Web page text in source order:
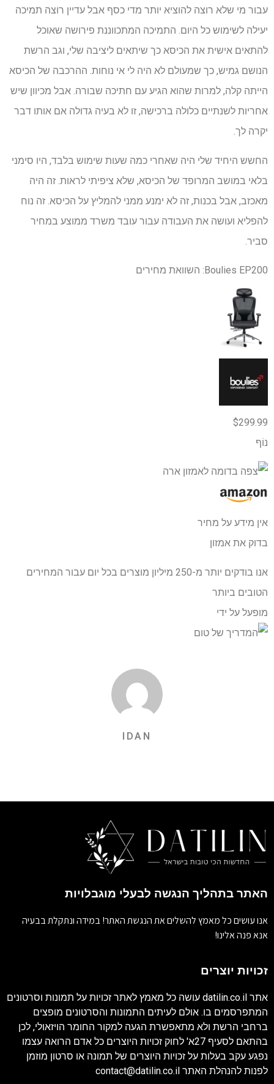
עבור מי שלא רוצה להוציא יותר מדי כסף אבל עדיין רוצה תמיכה
יעילה לשימוש כל היום. התמיכה המתכווננת פירושה שאוכל
להתאים אישית את הכיסא כך שיתאים ליציבה שלי, וגב הרשת
הנושם גמיש, כך שמעולם לא היה לי אי נוחות. ההרכבה של הכיסא
הייתה קלה, למרות שהוא הגיע עם חתיכה שבורה. אבל מכיוון שיש
אחריות לשנתיים כלולה ברכישה, זו לא בעיה גדולה אם אותו דבר
יקרה לך.
החשש היחיד שלי היה שאחרי כמה שעות שימוש בלבד, היו סימני
בלאי במושב המרופד של הכיסא, שלא ציפיתי לראות. זה היה
מאכזב, אבל בכנות, זה לא ימנע ממני להמליץ ​​על הכיסא. זה נוח
להפליא ועושה את העבודה עבור עובד משרד ממוצע במחיר
סביר.
Boulies EP200: השוואת מחירים
$299.99
נוֹף
אין מידע על מחיר
בדוק את אמזון
אנו בודקים יותר מ-250 מיליון מוצרים בכל יום עבור המחירים
הטובים ביותר
מופעל על ידי
IDAN
האתר בתהליך הנגשה לבעלי מוגבלויות
אנו עושים כל מאמץ להשלים את הנגשת האתר! במידה ונתקלת בבעיה
אנא פנה אלינו!
זכויות יוצרים
אתר datilin.co.il עושה כל מאמץ לאתר זכויות על תמונות וסרטונים
המתפרסמים בו. אולם לעיתים התמונות והסרטונים מופצים
ברחבי הרשת ולא מתאפשרת הגעה למקור החומר הויזאולי, לכן
בהתאם לסעיף 27א' לחוק זכויות היוצרים כל אדם הרואה עצמו
נפגע עקב בעלות על זכויות היוצרים של תמונה או סרטון מוזמן
לפנות להנהלת האתר contact@datilin.co.il